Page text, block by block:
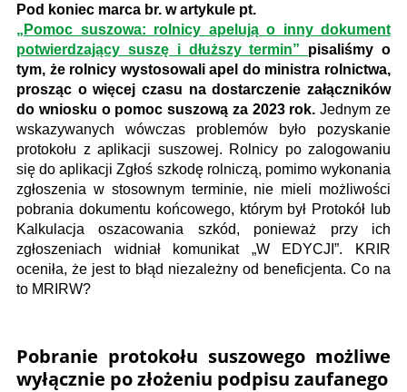
Pod koniec marca br. w artykule pt.
„Pomoc suszowa: rolnicy apelują o inny dokument
potwierdzający suszę i dłuższy termin” pisaliśmy o
tym, że rolnicy wystosowali apel do ministra rolnictwa,
prosząc o więcej czasu na dostarczenie załączników
do wniosku o pomoc suszową za 2023 rok.Jednym ze
wskazywanych wówczas problemów było pozyskanie
protokołu z aplikacji suszowej. Rolnicy po zalogowaniu
się do aplikacji Zgłoś szkodę rolniczą, pomimo wykonania
zgłoszenia w stosownym terminie, nie mieli możliwości
pobrania dokumentu końcowego, którym był Protokół lub
Kalkulacja oszacowania szkód, ponieważ przy ich
zgłoszeniach widniał komunikat „W EDYCJI”. KRIR
oceniła, że jest to błąd niezależny od beneficjenta. Co na
to MRIRW?
Pobranie protokołu suszowego możliwe
wyłącznie po złożeniu podpisu zaufanego